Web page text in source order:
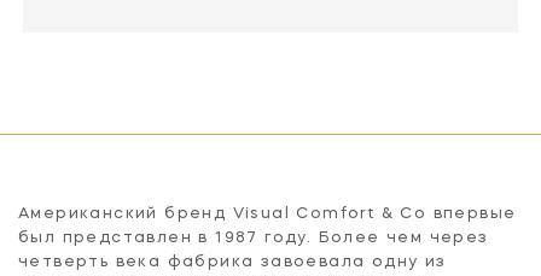
Американский бренд Visual Comfort & Co впервые
был представлен в 1987 году. Более чем через
четверть века фабрика завоевала одну из